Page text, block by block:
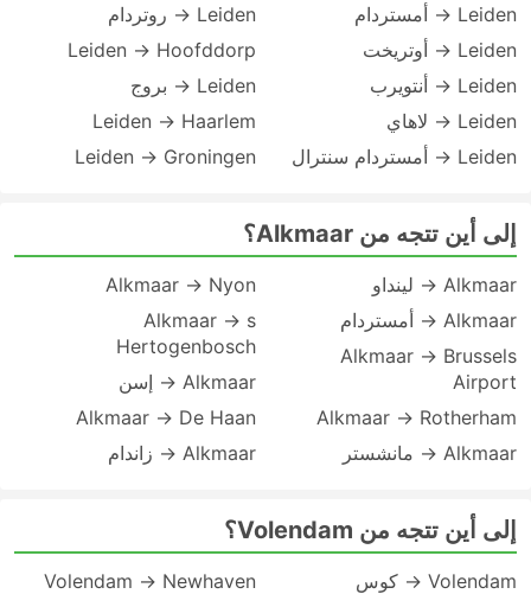
Leiden → أمستردام
Leiden → أوتريخت
Leiden → أنتويرب
Leiden → لاهاي
Leiden → أمستردام سنترال
Leiden → روتردام
Leiden → Hoofddorp
Leiden → بروج
Leiden → Haarlem
Leiden → Groningen
إلى أين تتجه من Alkmaar؟
Alkmaar → لينداو
Alkmaar → أمستردام
Alkmaar → Brussels
Airport
Alkmaar → Rotherham
Alkmaar → مانشستر
Alkmaar → Nyon
Alkmaar → s
Hertogenbosch
Alkmaar → إسن
Alkmaar → De Haan
Alkmaar → زاندام
إلى أين تتجه من Volendam؟
Volendam → كوس
Volendam → Newhaven